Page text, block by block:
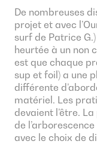
De nombreuses
projet et avec
surf de Patrice
heurtée à un non
est que chaque
sup et foil) a une
différente
matériel. Les
devaient l’être.
de
avec le choix de